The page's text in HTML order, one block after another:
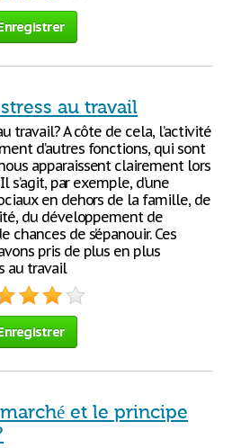
au travail
travail? A côte de cela, l’activité
d’autres fonctions, qui sont
apparaissent clairement lors
s’agit, par exemple, d’une
en dehors de la famille, de
du développement de
de s’épanouir. Ces
pris de plus en plus
au travail
et le principe